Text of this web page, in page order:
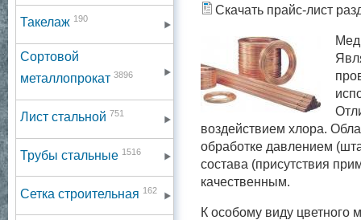
Такелаж 190
Сортовой
металлопрокат 3896
Лист стальной 751
Трубы стальные 1516
Сетка строительная 162
Скачать прайс-лист
воздействием хлора.
обработке давлением
состава (присутствия
качественным.
К особому виду цветного